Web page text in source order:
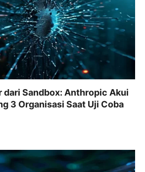
dari Sandbox: Anthropic Akui
3 Organisasi Saat Uji Coba